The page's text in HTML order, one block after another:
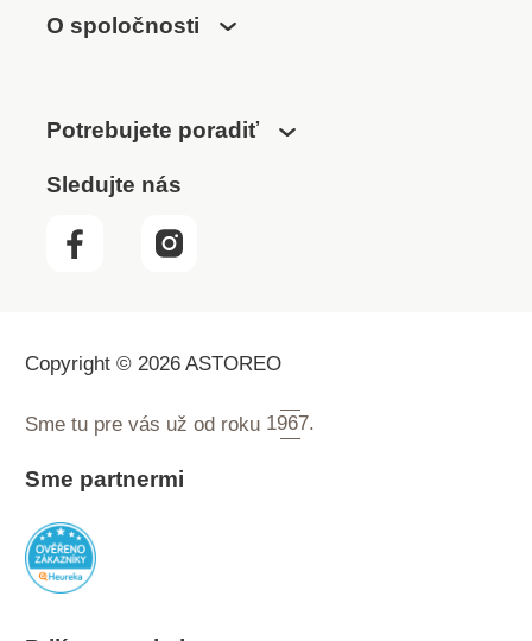
O spoločnosti
Potrebujete poradiť
Sledujte nás
Copyright © 2026 ASTOREO
Sme tu pre vás už od roku 1967.
Sme partnermi